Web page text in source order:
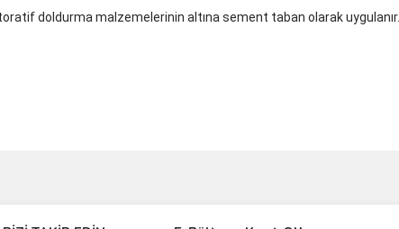
doldurma malzemelerinin altına sement taban olarak uygulanır.